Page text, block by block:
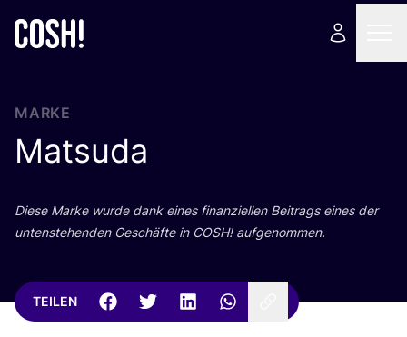
MARKE
Matsuda
Die­se Mar­ke wur­de dank eines finan­zi­el­len Bei­trags eines der
unten­ste­hen­den Geschäf­te in COSH! aufgenommen.
TEILEN